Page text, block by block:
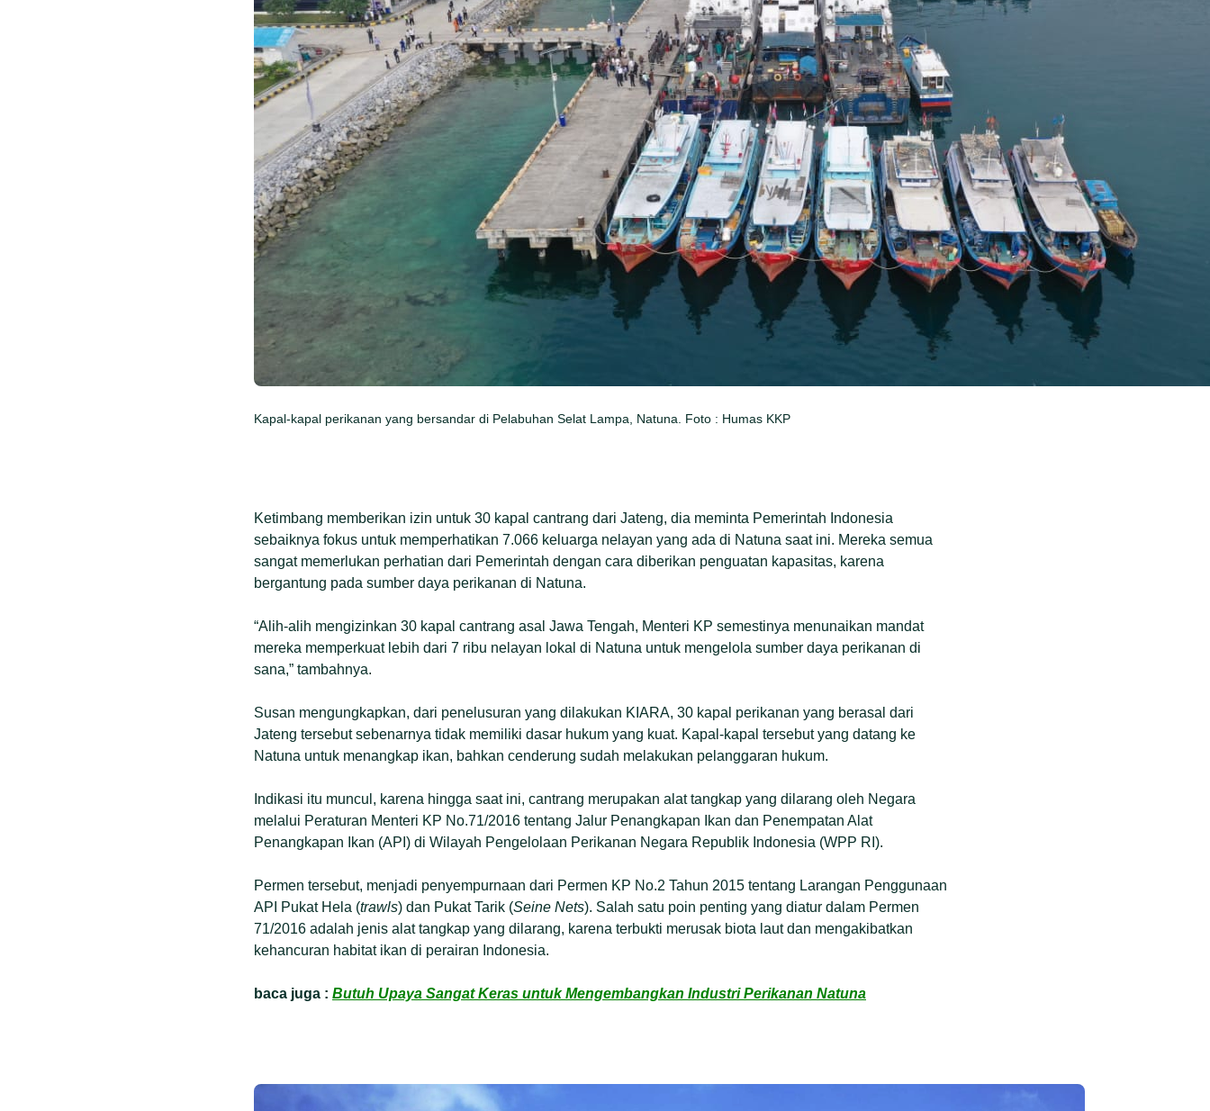
Kapal-kapal perikanan yang bersandar di Pelabuhan Selat Lampa, Natuna. Foto : Humas KKP
Ketimbang memberikan izin untuk 30 kapal cantrang dari Jateng, dia meminta Pemerintah Indonesia
sebaiknya fokus untuk memperhatikan 7.066 keluarga nelayan yang ada di Natuna saat ini. Mereka semua
sangat memerlukan perhatian dari Pemerintah dengan cara diberikan penguatan kapasitas, karena
bergantung pada sumber daya perikanan di Natuna.
“Alih-alih mengizinkan 30 kapal cantrang asal Jawa Tengah, Menteri KP semestinya menunaikan mandat
mereka memperkuat lebih dari 7 ribu nelayan lokal di Natuna untuk mengelola sumber daya perikanan di
sana,” tambahnya.
Susan mengungkapkan, dari penelusuran yang dilakukan KIARA, 30 kapal perikanan yang berasal dari
Jateng tersebut sebenarnya tidak memiliki dasar hukum yang kuat. Kapal-kapal tersebut yang datang ke
Natuna untuk menangkap ikan, bahkan cenderung sudah melakukan pelanggaran hukum.
Indikasi itu muncul, karena hingga saat ini, cantrang merupakan alat tangkap yang dilarang oleh Negara
melalui Peraturan Menteri KP No.71/2016 tentang Jalur Penangkapan Ikan dan Penempatan Alat
Penangkapan Ikan (API) di Wilayah Pengelolaan Perikanan Negara Republik Indonesia (WPP RI).
Permen tersebut, menjadi penyempurnaan dari Permen KP No.2 Tahun 2015 tentang Larangan Penggunaan
API Pukat Hela (trawls) dan Pukat Tarik (Seine Nets). Salah satu poin penting yang diatur dalam Permen
71/2016 adalah jenis alat tangkap yang dilarang, karena terbukti merusak biota laut dan mengakibatkan
kehancuran habitat ikan di perairan Indonesia.
baca juga : Butuh Upaya Sangat Keras untuk Mengembangkan Industri Perikanan Natuna